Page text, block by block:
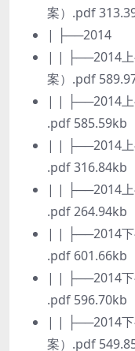
案）.pdf
| ├──2014
| | ├──2014上
案）.pdf
| | ├──2014上
.pdf 585.59kb
| | ├──2014上
.pdf 316.84kb
| | ├──2014上
.pdf 264.94kb
| | ├──2014下
.pdf 601.66kb
| | ├──2014下
.pdf 596.70kb
| | ├──2014下
案）.pdf